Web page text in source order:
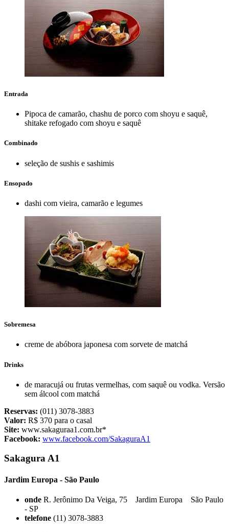
Entrada
Pipoca de camarão, chashu de porco com shoyu e saquê,
shitake refogado com shoyu e saquê
Combinado
seleção de sushis e sashimis
Ensopado
dashi com vieira, camarão e legumes
Sobremesa
creme de abóbora japonesa com sorvete de matchá
Drinks
de maracujá ou frutas vermelhas, com saquê ou vodka. Versão
sem álcool com matchá
Reservas: (011) 3078-3883
Valor: R$ 370 para o casal
Site: www.sakaguraa1.com.br*
Facebook: www.facebook.com/SakaguraA1
Sakagura A1
Jardim Europa - São Paulo
onde R. Jerônimo Da Veiga, 75 Jardim Europa São Paulo
- SP
telefone (11) 3078-3883